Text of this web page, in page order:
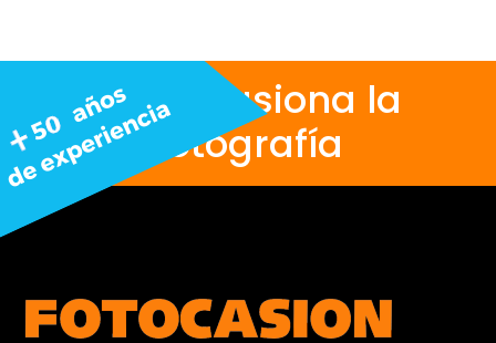
Nos apasiona la
fotografía